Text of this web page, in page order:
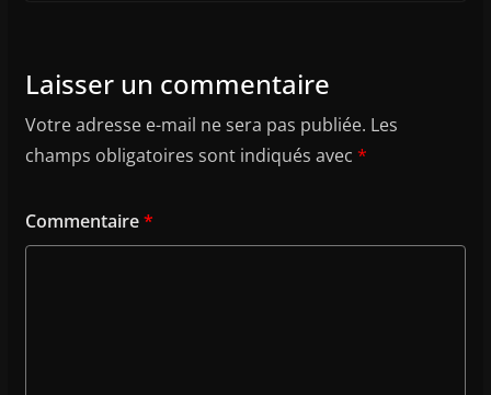
Laisser un commentaire
Votre adresse e-mail ne sera pas publiée. Les
champs obligatoires sont indiqués avec *
Commentaire*